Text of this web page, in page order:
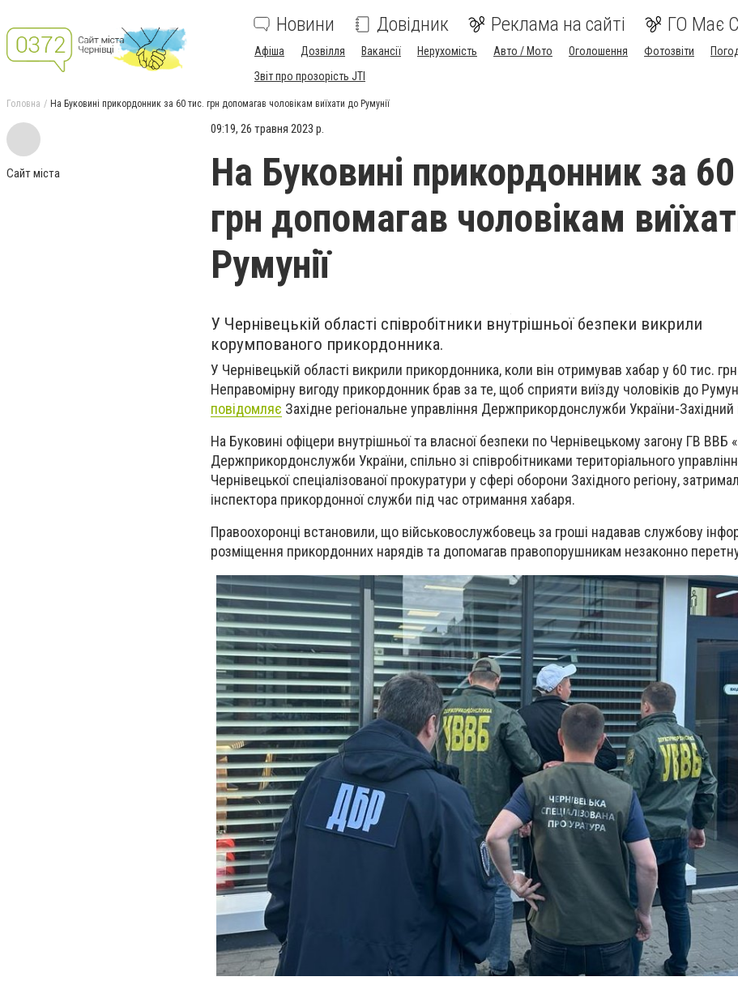
Новини Довідник Реклама на сайті ГО Має
Афіша Дозвілля Вакансії Нерухомість Авто / Мото Оголошення Фотозвіти
Звіт про прозорість JTI
Головна На Буковині прикордонник за 60 тис. грн допомагав чоловікам виїхати до Румунії
Сайт міста
09:19, 26 травня 2023 р.
На Буковині прикордонник за
грн допомагав чоловікам
Румунії
У Чернівецькій області співробітники внутрішньої безпеки викрили
корумпованого прикордонника.
У Чернівецькій області викрили прикордонника, коли він отримував хабар у 60 тис.
Неправомірну вигоду прикордонник брав за те, щоб сприяти виїзду чоловіків до
повідомляє Західне регіональне управління Держприкордонслужби України-
На Буковині офіцери внутрішньої та власної безпеки по Чернівецькому загону ГВ ВВБ
Держприкордонслужби України, спільно зі співробітниками територіального
Чернівецької спеціалізованої прокуратури у сфері оборони Західного регіону,
інспектора прикордонної служби під час отримання хабаря.
Правоохоронці встановили, що військовослужбовець за гроші надавав службову
розміщення прикордонних нарядів та допомагав правопорушникам незаконно